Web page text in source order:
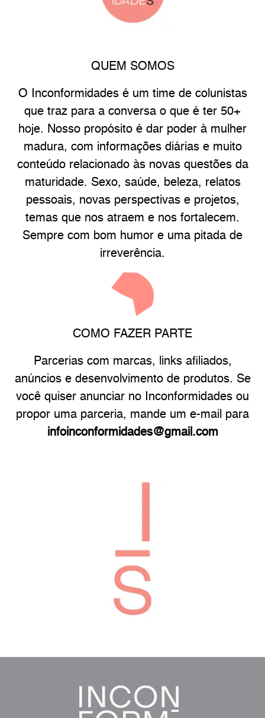
QUEM SOMOS
O Inconformidades é um time de colunistas
que traz para a conversa o que é ter 50+
hoje. Nosso propósito é dar poder à mulher
madura, com informações diárias e muito
conteúdo relacionado às novas questões da
maturidade. Sexo, saúde, beleza, relatos
pessoais, novas perspectivas e projetos,
temas que nos atraem e nos fortalecem.
Sempre com bom humor e uma pitada de
irreverência.
COMO FAZER PARTE
Parcerias com marcas, links afiliados,
anúncios e desenvolvimento de produtos. Se
você quiser anunciar no Inconformidades ou
propor uma parceria, mande um e-mail para
infoinconformidades@gmail.com